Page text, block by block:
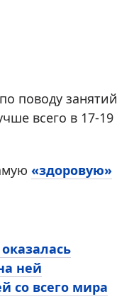
поводу занятий
всего в 17-19
«здоровую»
ней
со всего мира